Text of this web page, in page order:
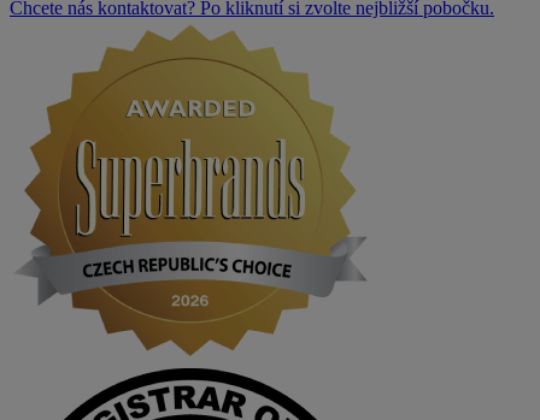
Chcete nás kontaktovat? Po kliknutí si zvolte nejbližší pobočku.